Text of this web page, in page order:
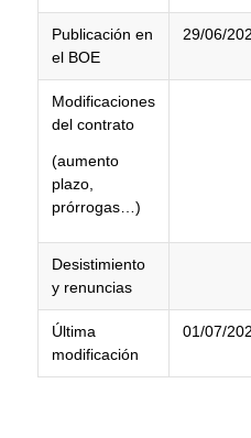
Publicación en
el BOE
29/06/
Modificaciones
del contrato
(aumento
plazo,
prórrogas…)
Desistimiento
y renuncias
Última
modificación
01/07/